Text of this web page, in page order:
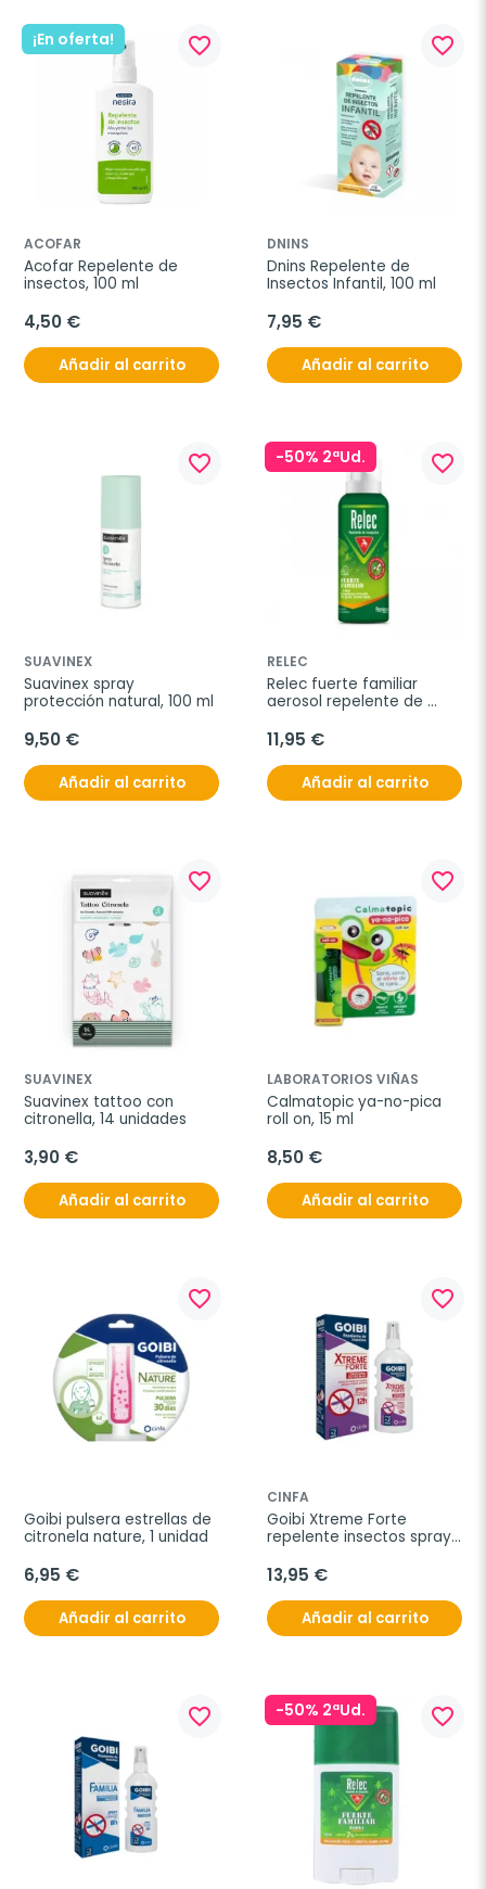
¡En oferta! favorite_border
ACOFAR
Acofar Repelente de
insectos, 100 ml
4,50 €
Añadir al carrito
favorite_border
DNINS
Dnins Repelente de
Insectos Infantil, 100 ml
7,95 €
Añadir al carrito
favorite_border
SUAVINEX
Suavinex spray
protección natural, 100 ml
9,50 €
Añadir al carrito
-50% 2ªUd. favorite_border
RELEC
Relec fuerte familiar
aerosol repelente de
11,95 €
Añadir al carrito
favorite_border
SUAVINEX
Suavinex tattoo con
citronella, 14 unidades
3,90 €
Añadir al carrito
favorite_border
LABORATORIOS VIÑAS
Calmatopic ya-no-pica
roll on, 15 ml
8,50 €
Añadir al carrito
favorite_border
Goibi pulsera estrellas de
citronela nature, 1 unidad
6,95 €
Añadir al carrito
favorite_border
CINFA
Goibi Xtreme Forte
repelente insectos spray,
13,95 €
Añadir al carrito
favorite_border -50% 2ªUd. favorite_border